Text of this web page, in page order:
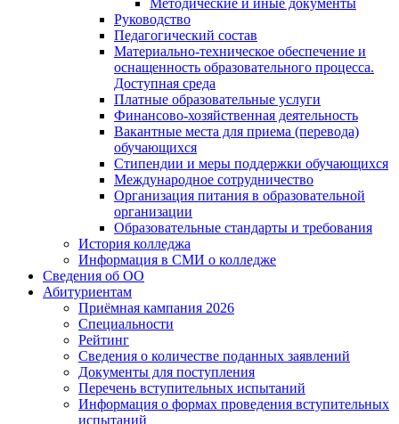
Методические и иные документы
Руководство
Педагогический состав
Материально-техническое обеспечение и
оснащенность образовательного процесса.
Доступная среда
Платные образовательные услуги
Финансово-хозяйственная деятельность
Вакантные места для приема (перевода)
обучающихся
Стипендии и меры поддержки обучающихся
Международное сотрудничество
Организация питания в образовательной
организации
Образовательные стандарты и требования
История колледжа
Информация в СМИ о колледже
Сведения об ОО
Абитуриентам
Приёмная кампания 2026
Специальности
Рейтинг
Сведения о количестве поданных заявлений
Документы для поступления
Перечень вступительных испытаний
Информация о формах проведения вступительных
испытаний